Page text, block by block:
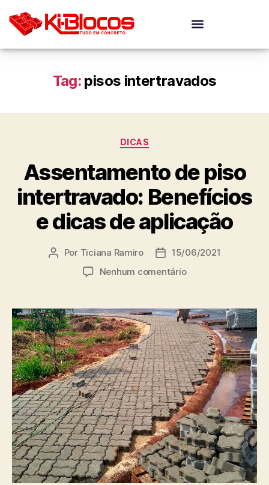
Tag: pisos intertravados
DICAS
Assentamento de piso
intertravado: Benefícios
e dicas de aplicação
Por Ticiana Ramiro
15/06/2021
Nenhum comentário